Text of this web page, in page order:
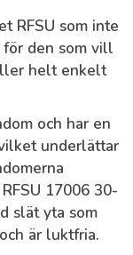
RFSU som inte
den som vill
helt enkelt
och har en
underlättar
17006 30-
slät yta som
är luktfria.